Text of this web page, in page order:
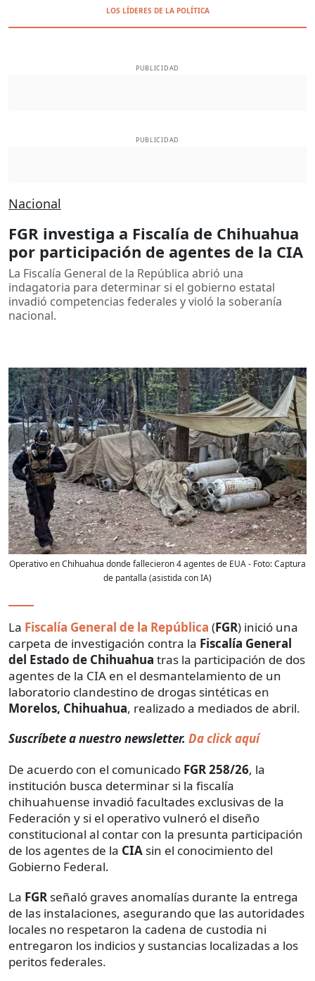
LOS LÍDERES DE LA POLÍTICA
PUBLICIDAD
PUBLICIDAD
Nacional
FGR investiga a Fiscalía de Chihuahua
por participación de agentes de la CIA
La Fiscalía General de la República abrió una
indagatoria para determinar si el gobierno estatal
invadió competencias federales y violó la soberanía
nacional.
Operativo en Chihuahua donde fallecieron 4 agentes de EUA- Foto:Captura
de pantalla (asistida con IA)
La Fiscalía General de la República (FGR) inició una
carpeta de investigación contra la Fiscalía General
del Estado de Chihuahua tras la participación de dos
agentes de la CIA en el desmantelamiento de un
laboratorio clandestino de drogas sintéticas en
Morelos, Chihuahua, realizado a mediados de abril.
Suscríbete a nuestro newsletter. Da click aquí
De acuerdo con el comunicado FGR 258/26, la
institución busca determinar si la fiscalía
chihuahuense invadió facultades exclusivas de la
Federación y si el operativo vulneró el diseño
constitucional al contar con la presunta participación
de los agentes de la CIA sin el conocimiento del
Gobierno Federal.
La FGR señaló graves anomalías durante la entrega
de las instalaciones, asegurando que las autoridades
locales no respetaron la cadena de custodia ni
entregaron los indicios y sustancias localizadas a los
peritos federales.